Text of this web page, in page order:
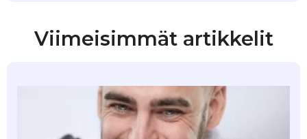
Viimeisimmät artikkelit